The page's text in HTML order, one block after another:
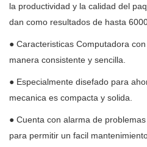
la productividad y la calidad del
dan como resultados de hasta
● Caracteristicas Computadora
manera consistente y sencilla.
● Especialmente disefado para
mecanica es compacta y solida.
● Cuenta con alarma de
para permitir un facil